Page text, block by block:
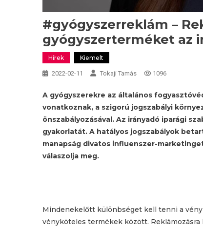
#gyógyszerreklám –
gyógyszerterméket az
Hírek Kiemelt
2022-02-11 Tokaji Tamás 1096
A gyógyszerekre az általános
vonatkoznak, a szigorú jogszabályi
önszabályozásával. Az irányadó iparági
gyakorlatát. A hatályos jogszabályok
manapság divatos influenszer-
válaszolja meg.
Mindenekelőtt különbséget kell tenni a
vényköteles termékek között.